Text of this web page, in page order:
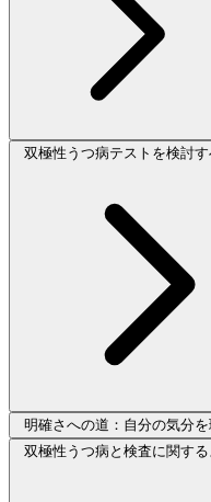
双極性うつ病テストを検討
明確さへの道：自分の気分
双極性うつ病と検査に関す